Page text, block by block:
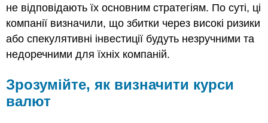
не відповідають їх основним стратегіям. По суті, ці
компанії визначили, що збитки через високі ризики
або спекулятивні інвестиції будуть незручними та
недоречними для їхніх компаній.
Зрозумійте, як визначити курси
валют